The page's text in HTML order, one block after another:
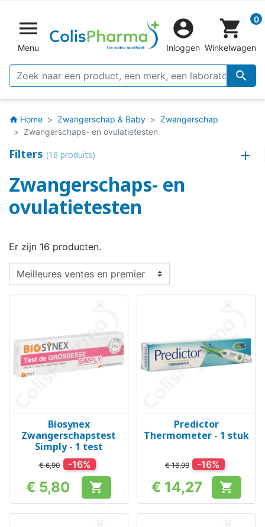

Menu


Inloggen
shopping_cart 0
Winkelwagen
home Home Zwangerschap & Baby
Zwangerschap
Zwangerschaps- en ovulatietesten
Filters (16 produits)
Zwangerschaps- en
ovulatietesten
Er zijn 16 producten.
Biosynex
Zwangerschapstest
Simply - 1 test
€ 6,90 -16%
Prijs
€ 5,80 
Predictor
Thermometer - 1 stuk
€ 16,99 -16%
Prijs
€ 14,27 